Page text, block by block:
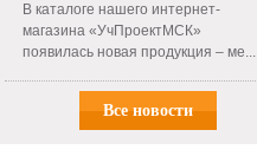
В каталоге нашего интернет-
магазина «УчПроектМСК»
появилась новая продукция – ме...
Все новости